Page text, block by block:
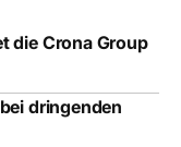
die Crona Group
dringenden